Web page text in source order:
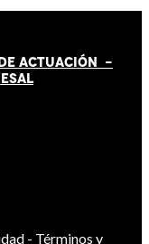
ACTUACIÓN -
ESAL
- Términos y